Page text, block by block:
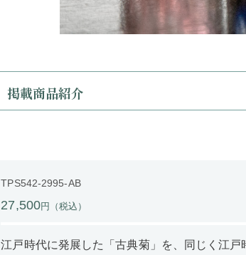
掲載商品紹介
TPS542-2995-AB
27,500円（税込）
江戸時代に発展した「古典菊」を、同じく江戸